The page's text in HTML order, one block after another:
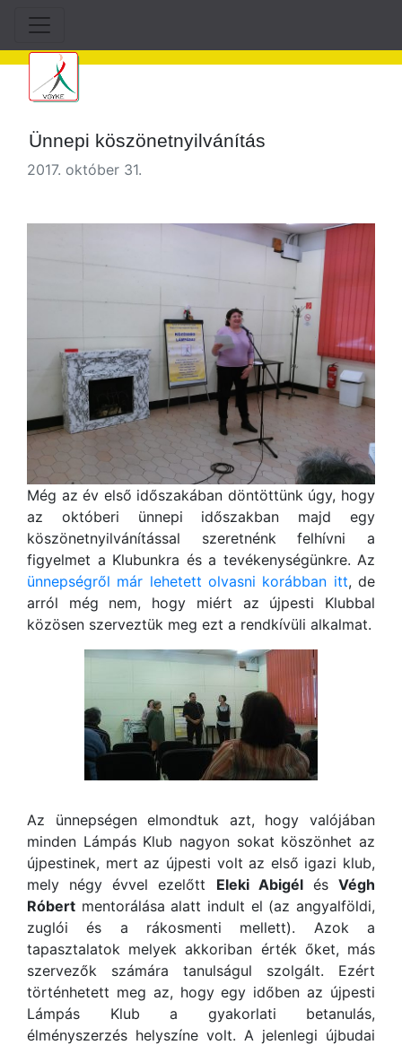
Ünnepi köszönetnyilvánítás
2017. október 31.
Még az év első időszakában döntöttünk úgy, hogy
az októberi ünnepi időszakban majd egy
köszönetnyilvánítással szeretnénk felhívni a
figyelmet a Klubunkra és a tevékenységünkre. Az
ünnepségről már lehetett olvasni korábban itt, de
arról még nem, hogy miért az újpesti Klubbal
közösen szerveztük meg ezt a rendkívüli alkalmat.
Az ünnepségen elmondtuk azt, hogy valójában
minden Lámpás Klub nagyon sokat köszönhet az
újpestinek, mert az újpesti volt az első igazi klub,
mely négy évvel ezelőtt Eleki AbigélésVégh
Róbert mentorálása alatt indult el (az angyalföldi,
zuglói és a rákosmenti mellett). Azok a
tapasztalatok melyek akkoriban érték őket, más
szervezők számára tanulságul szolgált. Ezért
történhetett meg az, hogy egy időben az újpesti
Lámpás Klub a gyakorlati betanulás,
élményszerzés helyszíne volt. A jelenlegi újbudai